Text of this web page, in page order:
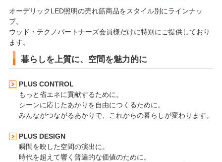
オーデリックLED照明の売れ筋商品をスタイル別にラインナッ
プ。
ウッド・テクノパートナーズ会員様だけに特別にご提供しており
ます。
暮らしを上質に、空間を魅力的に
PLUS CONTROL
もっと省エネに貢献するために。
シーンに応じたあかりを自由につくるために。
みんながつながるあかりで、これからの暮らしが変わります。
PLUS DESIGN
瞬間を映した空間の演出に。
時代を超えて響く普遍的な価値のために。